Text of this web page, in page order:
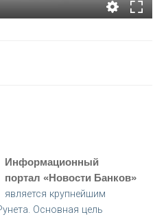
Информационный
портал «Новости Банков»
является крупнейшим
Основная цель